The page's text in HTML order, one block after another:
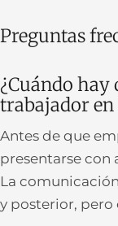
Preguntas
¿Cuándo hay
trabajador en
Antes de que
presentarse con
La
y posterior, pero